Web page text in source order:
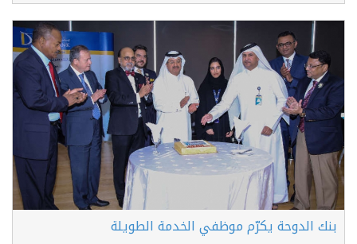
بنك الدوحة يكرّم موظفي الخدمة الطويلة